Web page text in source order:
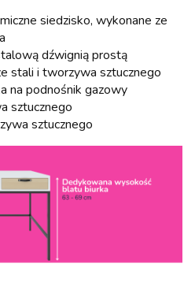
siedzisko, wykonane ze
dźwignią prostą
stali i tworzywa sztucznego
na podnośnik gazowy
sztucznego
sztucznego